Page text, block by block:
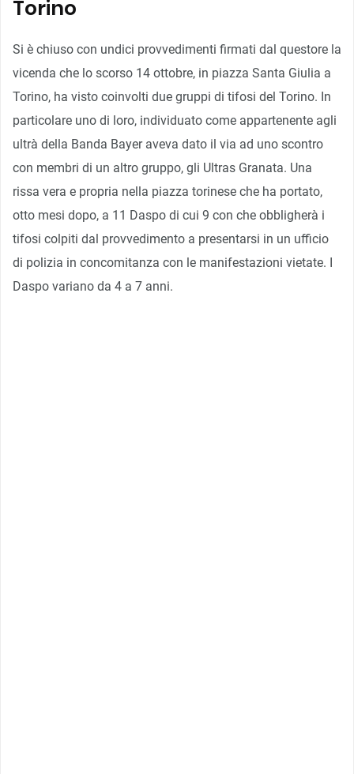
Torino
Si è chiuso con undici provvedimenti firmati dal questore la
vicenda che lo scorso 14 ottobre, in piazza Santa Giulia a
Torino, ha visto coinvolti due gruppi di tifosi del Torino. In
particolare uno di loro, individuato come appartenente agli
ultrà della Banda Bayer aveva dato il via ad uno scontro
con membri di un altro gruppo, gli Ultras Granata. Una
rissa vera e propria nella piazza torinese che ha portato,
otto mesi dopo, a 11 Daspo di cui 9 con che obbligherà i
tifosi colpiti dal provvedimento a presentarsi in un ufficio
di polizia in concomitanza con le manifestazioni vietate. I
Daspo variano da 4 a 7 anni.